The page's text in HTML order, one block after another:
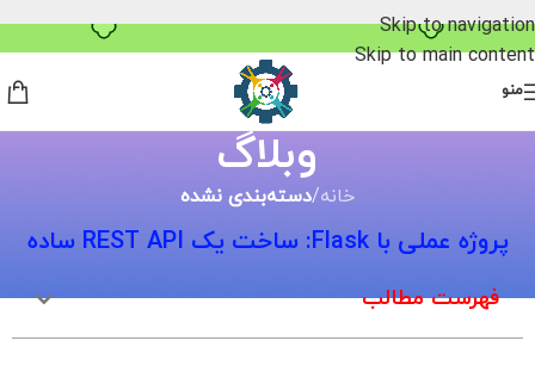
خرید قسطی با ترب‌پیSkip to navigation
Skip to main content
منو
وبلاگ
خانه/دسته‌بندی نشده
پروژه عملی با Flask: ساخت یک REST API ساده
فهرست مطالب